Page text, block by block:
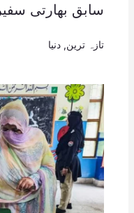
سابق بھارتی
تازہ ترین دنیا